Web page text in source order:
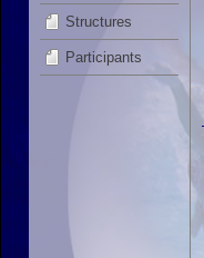
Structures
Participants